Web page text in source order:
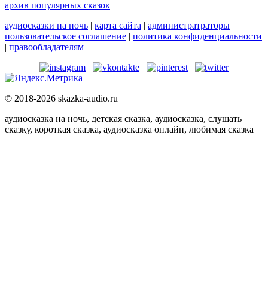
архив популярных сказок
аудиосказки на ночь | карта сайта | администратраторы
пользовательское соглашение | политика конфиденциальности
| правообладателям
© 2018-2026 skazka-audio.ru
аудиосказка на ночь, детская сказка, аудиосказка, слушать
сказку, короткая сказка, аудиосказка онлайн, любимая сказка